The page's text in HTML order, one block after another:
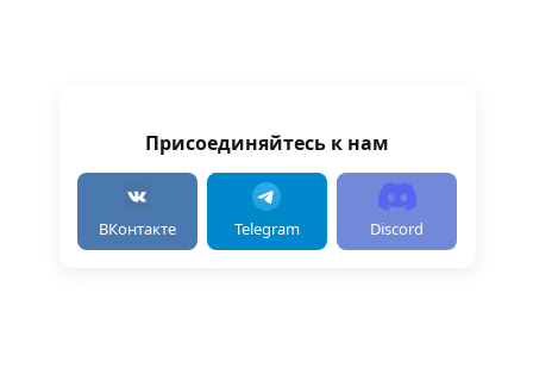
Присоединяйтесь к нам
ВКонтакте Telegram Discord